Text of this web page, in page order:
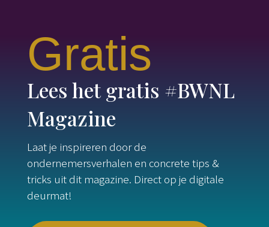
Gratis
Lees het gratis #BWNL
Magazine
Laat je inspireren door de
ondernemersverhalen en concrete tips &
tricks uit dit magazine. Direct op je digitale
deurmat!